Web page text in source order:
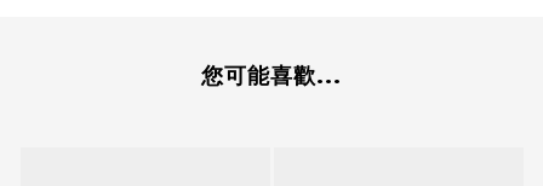
您可能喜歡...